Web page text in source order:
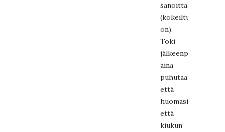
sanoittaa
(kokeiltu
on).
Toki
jälkeenpäin
aina
puhutaan,
että
huomasitkos
että
kiukun